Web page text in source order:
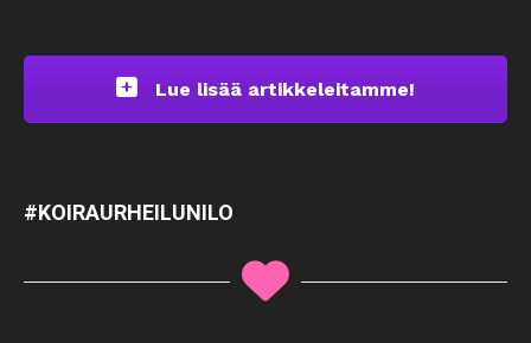
Lue lisää artikkeleitamme!
#KOIRAURHEILUNILO